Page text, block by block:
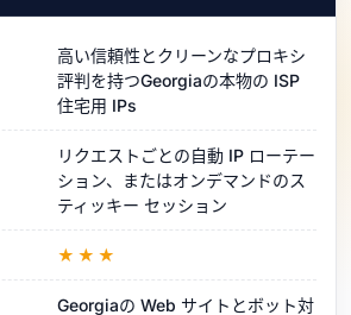
高い信頼性とクリーンなプロキシ
評判を持つGeorgiaの本物の ISP
住宅用 IPs
リクエストごとの自動 IP ローテー
ション、またはオンデマンドのス
ティッキー セッション
★★★
Georgiaの Web サイトとボット対